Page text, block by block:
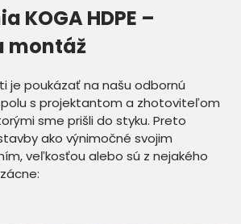
KOGA HDPE –
montáž
je poukázať na našu odbornú
s projektantom a zhotoviteľom
sme prišli do styku. Preto
ako výnimočné svojim
veľkosťou alebo sú z nejakého